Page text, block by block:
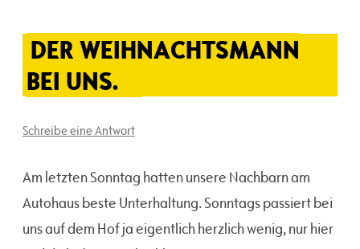
DER WEIHNACHTSMANN
BEI UNS.
Schreibe eine Antwort
Am letzten Sonntag hatten unsere Nachbarn am
Autohaus beste Unterhaltung. Sonntags passiert bei
uns auf dem Hof ja eigentlich herzlich wenig, nur hier